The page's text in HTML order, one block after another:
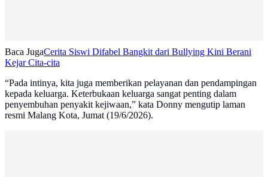
Baca JugaCerita Siswi Difabel Bangkit dari Bullying Kini Berani
Kejar Cita-cita
“Pada intinya, kita juga memberikan pelayanan dan pendampingan
kepada keluarga. Keterbukaan keluarga sangat penting dalam
penyembuhan penyakit kejiwaan,” kata Donny mengutip laman
resmi Malang Kota, Jumat (19/6/2026).